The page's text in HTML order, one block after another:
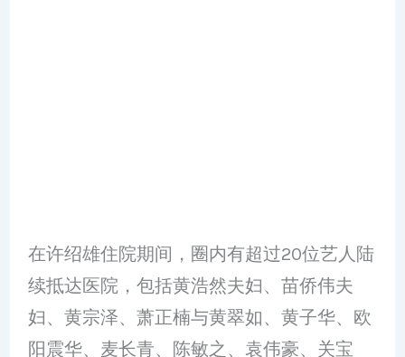
在许绍雄住院期间，圈内有超过20位艺人陆
续抵达医院，包括黄浩然夫妇、苗侨伟夫
妇、黄宗泽、萧正楠与黄翠如、黄子华、欧
阳震华、麦长青、陈敏之、袁伟豪、关宝